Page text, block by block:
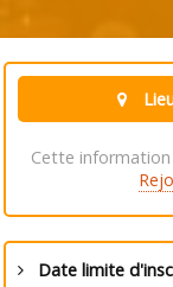
Cette
Date limite